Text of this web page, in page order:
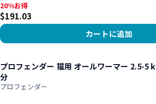
20%お得, $191.03
20%お得
$191.03
カートに追加
プロフェンダー 猫用 オールワーマー 2.5-5
分
プロフェンダー